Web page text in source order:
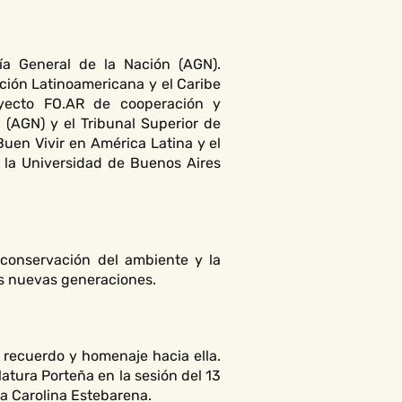
General de la Nación (AGN).
Latinoamericana y el Caribe
FO.AR de cooperación y
y el Tribunal Superior de
Vivir en América Latina y el
Universidad de Buenos Aires
del ambiente y la
nuevas generaciones.
y homenaje hacia ella.
Porteña en la sesión del 13
Carolina Estebarena.